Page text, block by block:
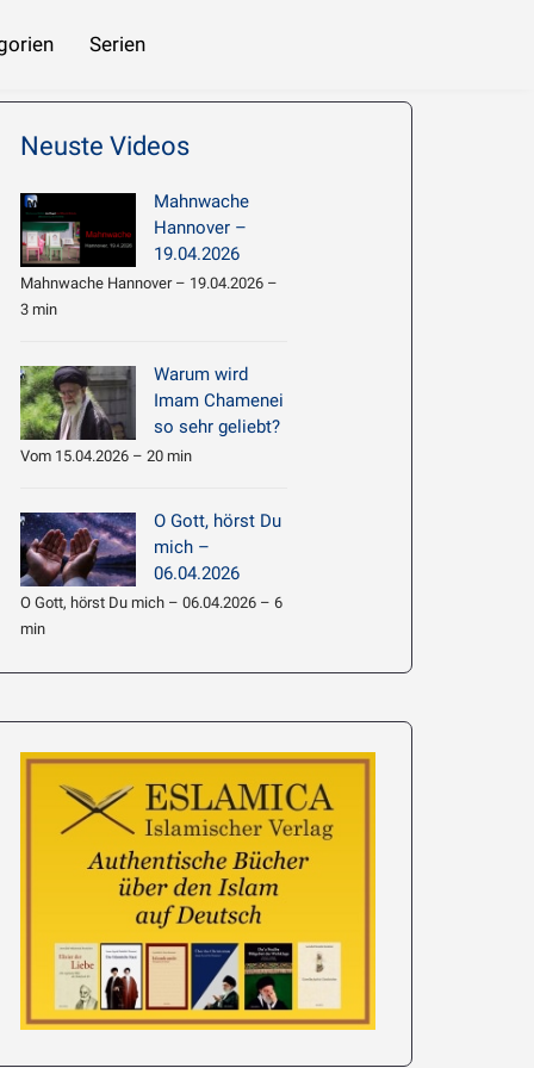
Serien
–
Imam Chamene’i: Hadith
meisten Wissen beziehen
Neuste Videos
Mahnwache
Hannover –
19.04.2026
Mahnwache Hannover – 19.04.2026 –
3 min
Warum wird
Imam Chamenei
so sehr geliebt?
Vom 15.04.2026 – 20 min
O Gott, hörst Du
mich –
06.04.2026
O Gott, hörst Du mich – 06.04.2026 – 6
min